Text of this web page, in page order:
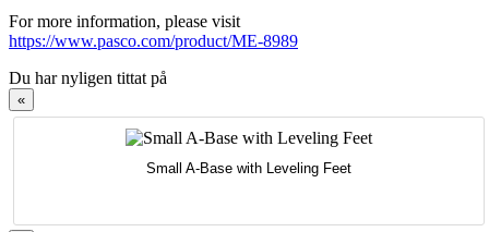
For more information, please visit
https://www.pasco.com/product/ME-8989
Du har nyligen tittat på
«
Small A-Base with Leveling Feet